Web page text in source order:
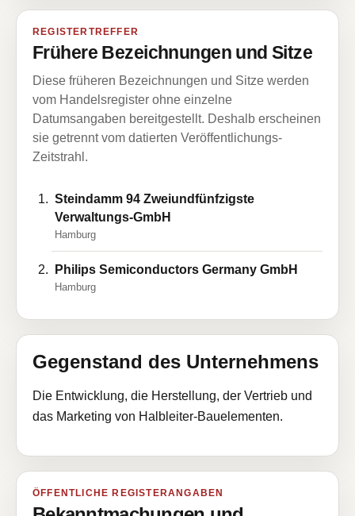
REGISTERTREFFER
Frühere Bezeichnungen und Sitze
Diese früheren Bezeichnungen und Sitze werden
vom Handelsregister ohne einzelne
Datumsangaben bereitgestellt. Deshalb erscheinen
sie getrennt vom datierten Veröffentlichungs-
Zeitstrahl.
Steindamm 94 Zweiundfünfzigste
Verwaltungs-GmbH
Hamburg
Philips Semiconductors Germany GmbH
Hamburg
Gegenstand des Unternehmens
Die Entwicklung, die Herstellung, der Vertrieb und
das Marketing von Halbleiter-Bauelementen.
ÖFFENTLICHE REGISTERANGABEN